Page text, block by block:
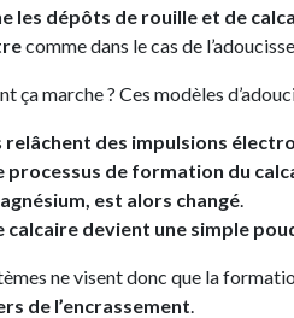
les dépôts de rouille et de
comme dans le cas de
ça marche ? Ces modèles
relâchent des impulsions
processus de formation du
est alors changé
calcaire devient une simple
ne visent donc que la
de l’encrassement